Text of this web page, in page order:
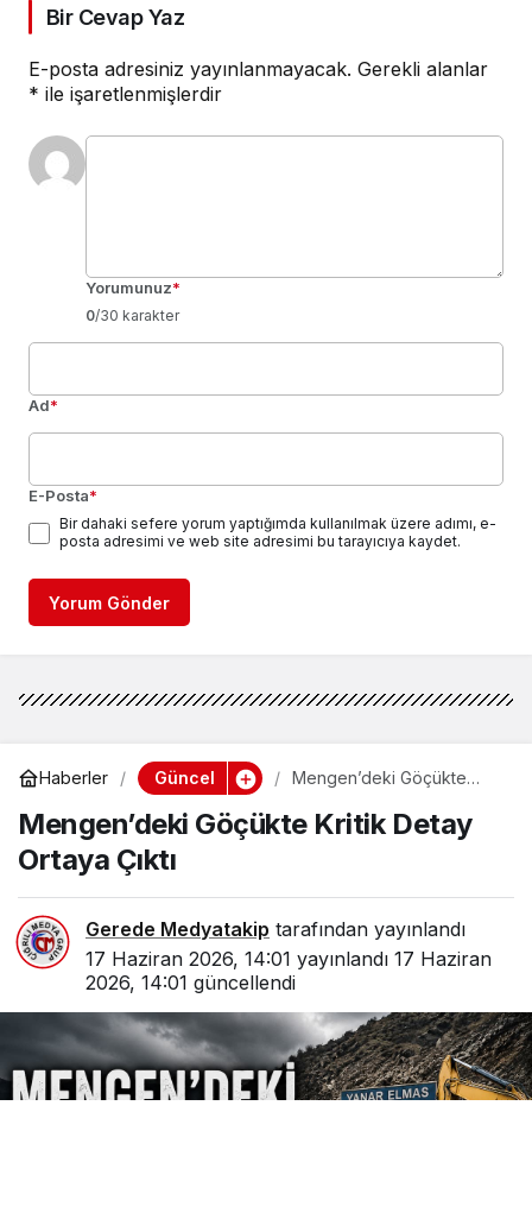
Bir Cevap Yaz
E-posta adresiniz yayınlanmayacak. Gerekli alanlar
* ile işaretlenmişlerdir
Yorumunuz*
0/30 karakter
Ad*
E-Posta*
Bir dahaki sefere yorum yaptığımda kullanılmak üzere adımı, e-
posta adresimi ve web site adresimi bu tarayıcıya kaydet.
Yorum Gönder
Haberler Güncel
Mengen’deki Göçükte
Mengen’deki Göçükte Kritik Detay
Ortaya Çıktı
Gerede Medyatakip tarafından yayınlandı
17 Haziran 2026, 14:01 yayınlandı 17 Haziran
2026, 14:01 güncellendi